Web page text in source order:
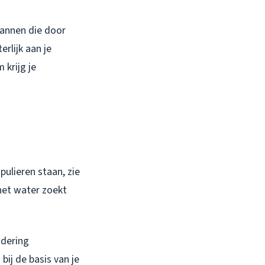
die door
aan je
krijg je
staan, zie
water zoekt
de basis van je